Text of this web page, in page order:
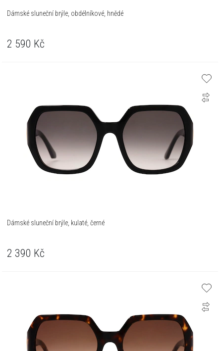
Dámské sluneční brýle, obdélníkové, hnědé
2 590 Kč
Dámské sluneční brýle, kulaté, černé
2 390 Kč